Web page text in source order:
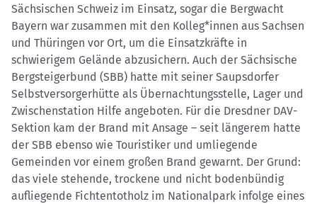
Sächsischen Schweiz im Einsatz, sogar die Bergwacht
Bayern war zusammen mit den Kolleg*innen aus Sachsen
und Thüringen vor Ort, um die Einsatzkräfte in
schwierigem Gelände abzusichern. Auch der Sächsische
Bergsteigerbund (SBB) hatte mit seiner Saupsdorfer
Selbstversorgerhütte als Übernachtungsstelle, Lager und
Zwischenstation Hilfe angeboten. Für die Dresdner DAV-
Sektion kam der Brand mit Ansage – seit längerem hatte
der SBB ebenso wie Touristiker und umliegende
Gemeinden vor einem großen Brand gewarnt. Der Grund:
das viele stehende, trockene und nicht bodenbündig
aufliegende Fichtentotholz im Nationalpark infolge eines